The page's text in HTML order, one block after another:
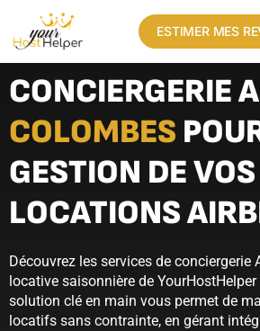
ESTIMER MES
CONCIERGERIE
COLOMBES
GESTION DE VOS
LOCATIONS
Découvrez les services de conciergerie
locative saisonnière de
solution clé en main vous permet de
locatifs sans contrainte, en gérant